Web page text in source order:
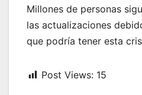
Millones de personas
las actualizaciones
que podría tener esta
Post Views: 15